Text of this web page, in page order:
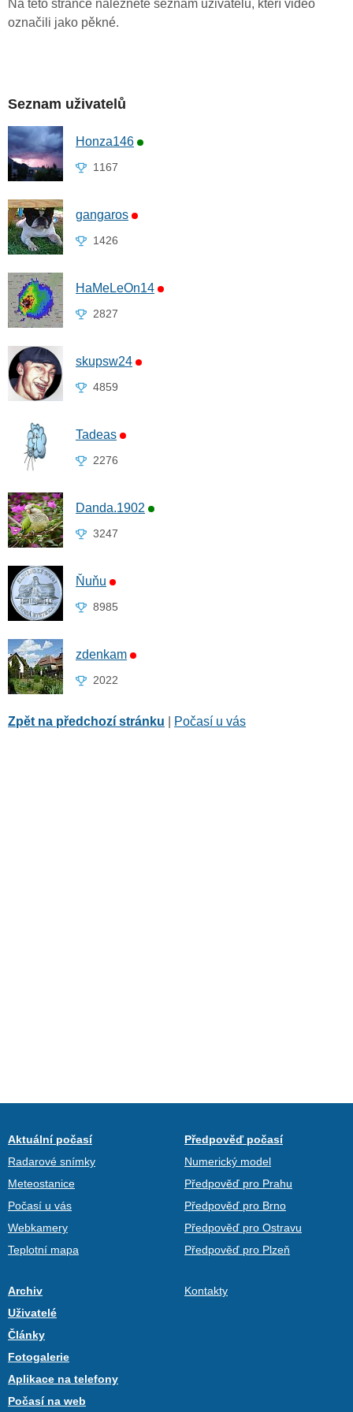
Na této stránce naleznete seznam uživatelů, kteří video
označili jako pěkné.
Seznam uživatelů
Honza146
1167
gangaros
1426
HaMeLeOn14
2827
skupsw24
4859
Tadeas
2276
Danda.1902
3247
Ňuňu
8985
zdenkam
2022
Zpět na předchozí stránku Počasí u vás
Aktuální počasí
Radarové snímky
Meteostanice
Počasí u vás
Webkamery
Teplotní mapa
Předpověď počasí
Numerický model
Předpověď pro Prahu
Předpověď pro Brno
Předpověď pro Ostravu
Předpověď pro Plzeň
Archiv
Uživatelé
Články
Fotogalerie
Aplikace na telefony
Počasí na web
Kontakty